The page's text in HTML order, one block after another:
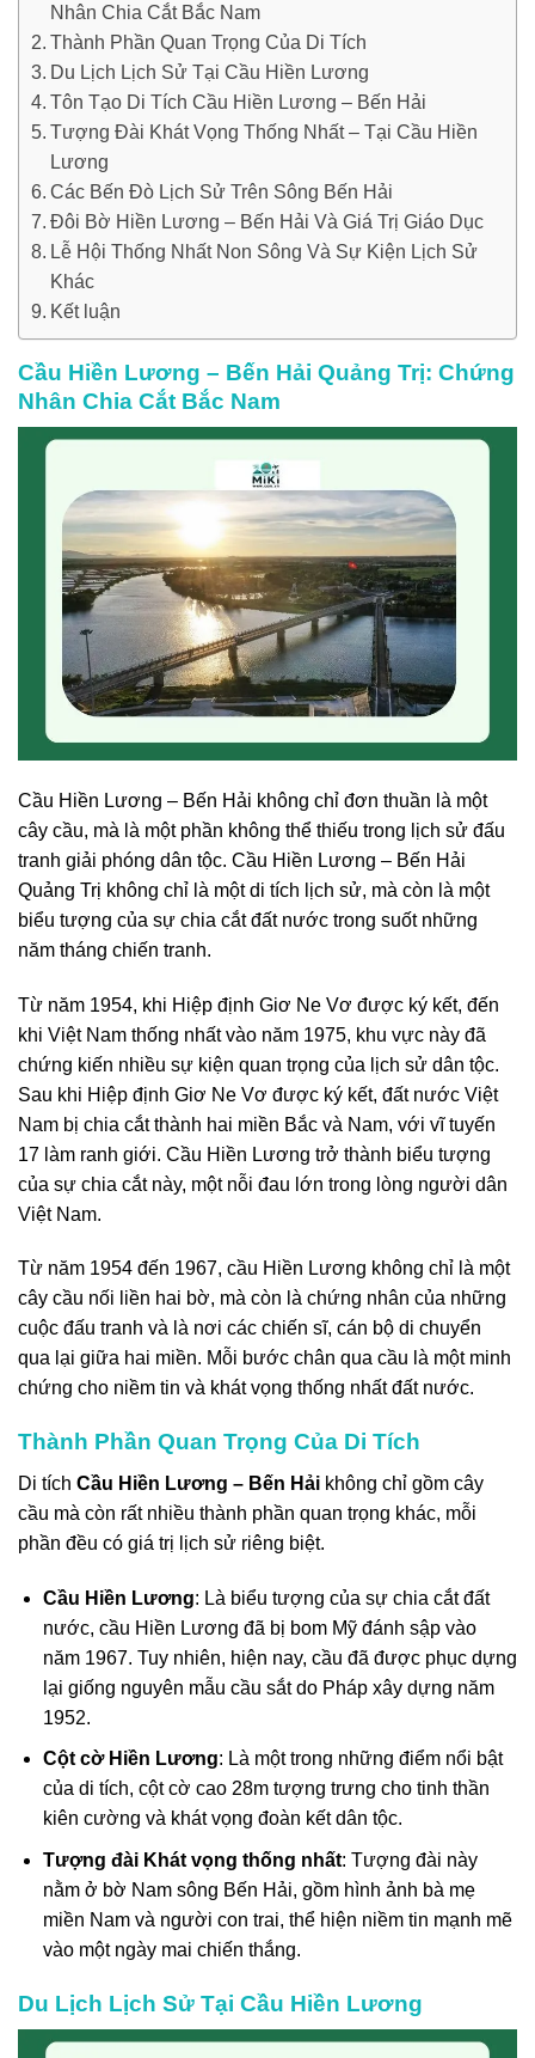
Nhân Chia Cắt Bắc Nam
Thành Phần Quan Trọng Của Di Tích
Du Lịch Lịch Sử Tại Cầu Hiền Lương
Tôn Tạo Di Tích Cầu Hiền Lương – Bến Hải
Tượng Đài Khát Vọng Thống Nhất – Tại Cầu Hiền
Lương
Các Bến Đò Lịch Sử Trên Sông Bến Hải
Đôi Bờ Hiền Lương – Bến Hải Và Giá Trị Giáo Dục
Lễ Hội Thống Nhất Non Sông Và Sự Kiện Lịch Sử
Khác
Kết luận
Cầu Hiền Lương – Bến Hải Quảng Trị: Chứng
Nhân Chia Cắt Bắc Nam
Cầu Hiền Lương – Bến Hải không chỉ đơn thuần là một
cây cầu, mà là một phần không thể thiếu trong lịch sử đấu
tranh giải phóng dân tộc. Cầu Hiền Lương – Bến Hải
Quảng Trị không chỉ là một di tích lịch sử, mà còn là một
biểu tượng của sự chia cắt đất nước trong suốt những
năm tháng chiến tranh.
Từ năm 1954, khi Hiệp định Giơ Ne Vơ được ký kết, đến
khi Việt Nam thống nhất vào năm 1975, khu vực này đã
chứng kiến nhiều sự kiện quan trọng của lịch sử dân tộc.
Sau khi Hiệp định Giơ Ne Vơ được ký kết, đất nước Việt
Nam bị chia cắt thành hai miền Bắc và Nam, với vĩ tuyến
17 làm ranh giới. Cầu Hiền Lương trở thành biểu tượng
của sự chia cắt này, một nỗi đau lớn trong lòng người dân
Việt Nam.
Từ năm 1954 đến 1967, cầu Hiền Lương không chỉ là một
cây cầu nối liền hai bờ, mà còn là chứng nhân của những
cuộc đấu tranh và là nơi các chiến sĩ, cán bộ di chuyển
qua lại giữa hai miền. Mỗi bước chân qua cầu là một minh
chứng cho niềm tin và khát vọng thống nhất đất nước.
Thành Phần Quan Trọng Của Di Tích
Di tích Cầu Hiền Lương – Bến Hải không chỉ gồm cây
cầu mà còn rất nhiều thành phần quan trọng khác, mỗi
phần đều có giá trị lịch sử riêng biệt.
Cầu Hiền Lương: Là biểu tượng của sự chia cắt đất
nước, cầu Hiền Lương đã bị bom Mỹ đánh sập vào
năm 1967. Tuy nhiên, hiện nay, cầu đã được phục dựng
lại giống nguyên mẫu cầu sắt do Pháp xây dựng năm
1952.
Cột cờ Hiền Lương: Là một trong những điểm nổi bật
của di tích, cột cờ cao 28m tượng trưng cho tinh thần
kiên cường và khát vọng đoàn kết dân tộc.
Tượng đài Khát vọng thống nhất: Tượng đài này
nằm ở bờ Nam sông Bến Hải, gồm hình ảnh bà mẹ
miền Nam và người con trai, thể hiện niềm tin mạnh mẽ
vào một ngày mai chiến thắng.
Du Lịch Lịch Sử Tại Cầu Hiền Lương